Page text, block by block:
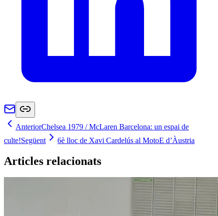
AnteriorChelsea 1979 / McLaren Barcelona: un espai de
culte!Següent 6è lloc de Xavi Cardelús al MotoE d’Àustria
Articles relacionats